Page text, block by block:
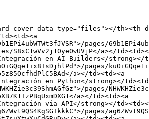
cover data-type="files"></th><th
pages/
a></
en AI Builders</strong></
pages/
a></td><td><a
en Python</strong></
pages/
a></td><td><a
via API</strong></
pages/